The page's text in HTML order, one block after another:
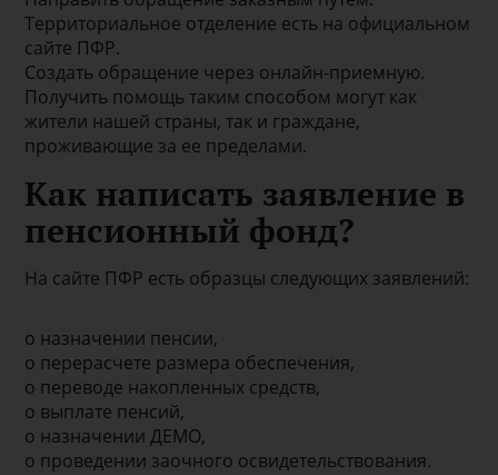
Территориальное отделение есть на официальном
сайте ПФР.
Создать обращение через онлайн-приемную.
Получить помощь таким способом могут как
жители нашей страны, так и граждане,
проживающие за ее пределами.
Как написать заявление в
пенсионный фонд?
На сайте ПФР есть образцы следующих заявлений:
о назначении пенсии,
о перерасчете размера обеспечения,
о переводе накопленных средств,
о выплате пенсий,
о назначении ДЕМО,
о проведении заочного освидетельствования.